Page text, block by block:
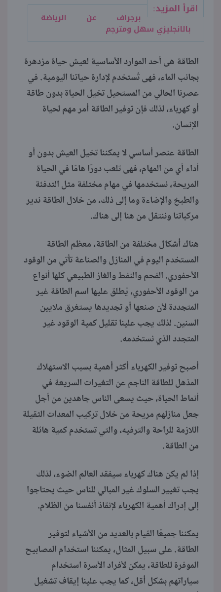
اقرأ المزيد:
برجراف عن الرياضة
بالانجليزي سهل ومترجم
الطاقة هى أحد الموارد الأساسية لعيش حياة مزدهرة
بجانب الماء، فهى تُستخدم لإدارة حياتنا اليومية. في
عصرنا الحالي من المستحيل تخيل الحياة بدون طاقة
أو كهرباء، لذلك فإن توفير الطاقة أمر مهم لحياة
الإنسان.
الطاقة عنصر أساسي لا يمكننا تخيل العيش بدون أو
أداء أي من المهام، فهى تلعب دورًا هامًا في الحياة
المريحة، نستخدمها في مهام مختلفة مثل التدفئة
والطبخ والإضاءة وما إلى ذلك، من خلال الطاقة ندير
مركباتنا وننتقل من هنا إلى هناك.
هناك أشكال مختلفة من الطاقة، معظم الطاقة
المستخدم اليوم في المنازل والصناعة تأتي من الوقود
الأحفوري. الفحم والنفط والغاز الطبيعي كلها أنواع
من الوقود الأحفوري، يُطلق عليها اسم الطاقة غير
المتجددة لأن صنعها أو تجديدها يستغرق ملايين
السنين. لذلك يجب علينا تقليل كمية الوقود غير
المتجدد الذي نستخدمه.
أصبح توفير الكهرباء أكثر أهمية بسبب الاستهلاك
المذهل للطاقة الناجم عن التغيرات السريعة في
أنماط الحياة، حيث يسعى الناس جاهدين من أجل
جعل منازلهم مريحة من خلال تركيب المعدات الثقيلة
اللازمة للراحة والترفيه، والتي تستخدم كمية هائلة
من الطاقة.
إذا لم يكن هناك كهرباء سيفقد العالم الضوء، لذلك
يجب تغيير السلوك غير المبالي للناس حيث يحتاجوا
إلى إدراك أهمية الكهرباء لإنقاذ أنفسنا من الظلام.
يمكننا جميعًا القيام بالعديد من الأشياء لتوفير
الطاقة. على سبيل المثال، يمكننا استخدام المصابيح
الموفرة للطاقة، يمكن لأفراد الأسرة استخدام
سياراتهم بشكل أقل، كما يجب علينا إيقاف تشغيل